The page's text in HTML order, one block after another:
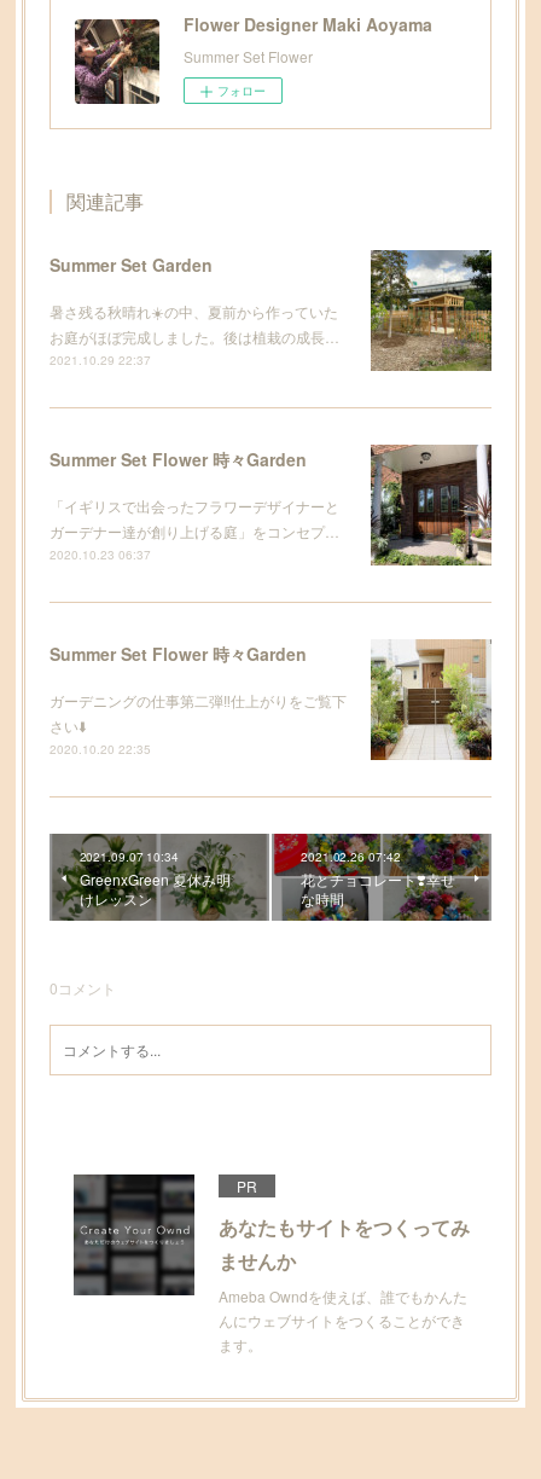
Flower Designer Maki Aoyama
Summer Set Flower
フォロー
関連記事
Summer Set Garden
暑さ残る秋晴れ☀️の中、夏前から作っていた
お庭がほぼ完成しました。後は植栽の成長…
2021.10.29 22:37
Summer Set Flower 時々Garden
「イギリスで出会ったフラワーデザイナーと
ガーデナー達が創り上げる庭」をコンセプ…
2020.10.23 06:37
Summer Set Flower 時々Garden
ガーデニングの仕事第二弾‼️仕上がりをご覧下
さい⬇️
2020.10.20 22:35
2021.09.07 10:34
GreenxGreen 夏休み明
けレッスン
2021.02.26 07:42
花とチョコレート❣️幸せ
な時間
0コメント
PR
あなたもサイトをつくってみ
ませんか
Ameba Owndを使えば、誰でもかんた
んにウェブサイトをつくることができ
ます。